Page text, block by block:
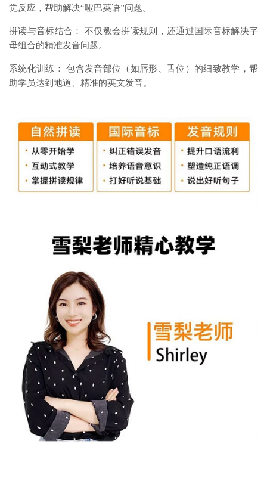
觉反应，帮助解决“哑巴英语”问题。
拼读与音标结合： 不仅教会拼读规则，还通过国际音标解决字
母组合的精准发音问题。
系统化训练： 包含发音部位（如唇形、舌位）的细致教学，帮
助学员达到地道、精准的英文发音。